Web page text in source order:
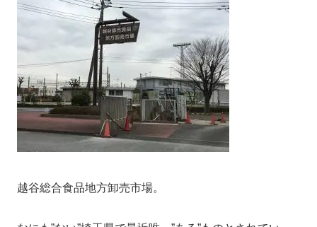
越谷総合食品地方卸売市場。